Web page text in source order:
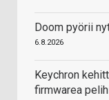
Doom pyörii
6.8.2026
Keychron
firmwarea